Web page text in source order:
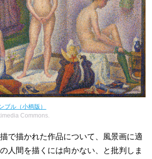
ブル（小柄版）
Commons.
で描かれた作品について、風景画に適
人間を描くには向かない、と批判しま